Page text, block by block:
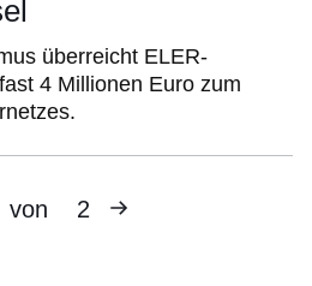
überreicht ELER-
4 Millionen Euro zum
von 2
Nächste